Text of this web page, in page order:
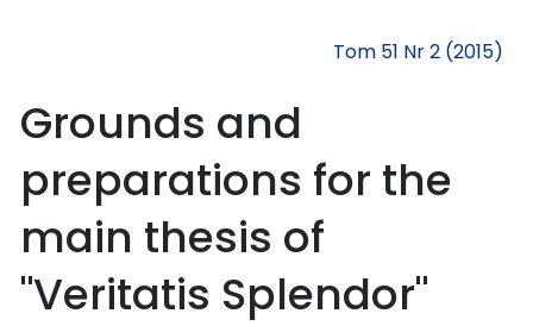
Tom 51 Nr 2 (2015)
Grounds and
preparations for the
main thesis of
"Veritatis Splendor"